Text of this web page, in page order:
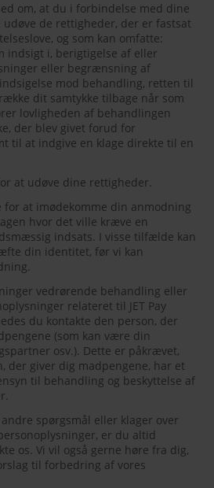
om, at du i forbindelse med dine
de rettigheder, der er fastsat
og som kan omfatte:
indsigt i, berigtigelse af eller
eller begrænsning af
mod behandling, retten til
dit samtykke tilbage når som
lovligheden af behandlingen
der blev givet forud for
til at indgive en klage direkte til en
at udøve dine rettigheder.
for at imødekomme din anmodning
hvor det ville kræve en
indsats. I visse tilfælde kan
din identitet, før vi kan
vedrørende behandling eller
relateret til JET Pay
du kontakte den person, der
(som kan være din
osv.). Dette er påkrævet,
der giver dig madpengene, har et
til behandling og beskyttelse af
spørgsmål eller klager over
er du altid
os. Vi vil også gerne høre fra dig,
til forbedring af vores